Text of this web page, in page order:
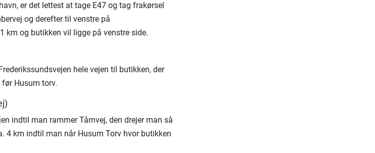
er det lettest at tage E47 og tag frakørsel
og derefter til venstre på
km og butikken vil ligge på venstre side.
hele vejen til butikken, der
Husum torv.
indtil man rammer Tårnvej, den drejer man så
4 km indtil man når Husum Torv hvor butikken